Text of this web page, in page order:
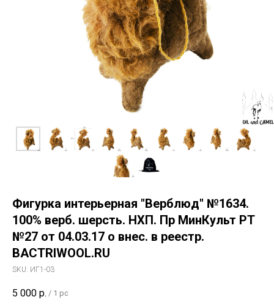
Фигурка интерьерная "Верблюд" №1634.
100% верб. шерсть. НХП. Пр МинКульт РТ
№27 от 04.03.17 о внес. в реестр.
BACTRIWOOL.RU
SKU: ИГ1-03
5 000 р. / 1 pc